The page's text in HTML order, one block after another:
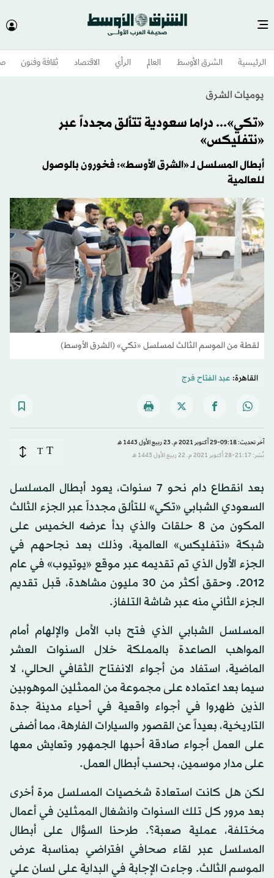
الرئيسية الشرق الأوسط​ العالم الرأي الاقتصاد ثقافة وفنون
يوميات الشرق
«تكي»... دراما سعودية تتألق مجدداً عبر
«نتفليكس»
أبطال المسلسل لـ «الشرق الأوسط»: فخورون بالوصول
للعالمية
لقطة من الموسم الثالث لمسلسل «تكي» (الشرق الأوسط)
القاهرة: عبد الفتاح فرج
آخر تحديث: 09:18-29 أكتوبر 2021 م ـ 23 ربيع الأول 1443 هـ
نُشر: 21:17-28 أكتوبر 2021 م ـ 22 ربيع الأول 1443 هـ
T
T
بعد انقطاع دام نحو 7 سنوات، يعود أبطال المسلسل
السعودي الشبابي «تكي» للتألق مجدداً عبر الجزء الثالث
المكون من 8 حلقات والذي بدأ عرضه الخميس على
شبكة «نتفليكس» العالمية، وذلك بعد نجاحهم في
الجزء الأول الذي تم تقديمه عبر موقع «يوتيوب» في عام
2012. وحقق أكثر من 30 مليون مشاهدة، قبل تقديم
الجزء الثاني منه عبر شاشة التلفاز.
المسلسل الشبابي الذي فتح باب الأمل والإلهام أمام
المواهب الصاعدة بالمملكة خلال السنوات العشر
الماضية، استفاد من أجواء الانفتاح الثقافي الحالي، لا
سيما بعد اعتماده على مجموعة من الممثلين الموهوبين
الذين ظهروا في أجواء واقعية في أحياء مدينة جدة
التاريخية، بعيداً عن القصور والسيارات الفارهة، مما أضفى
على العمل أجواء صادقة أحبها الجمهور وتعايش معها
على مدار موسمين، بحسب أبطال العمل.
لكن هل كانت استعادة شخصيات المسلسل مرة أخرى
بعد مرور كل تلك السنوات وانشغال الممثلين في أعمال
مختلفة، عملية صعبة؟. طرحنا السؤال على أبطال
المسلسل عبر لقاء صحافي افتراضي بمناسبة عرض
الموسم الثالث. وجاءت الإجابة في البداية على لسان علي